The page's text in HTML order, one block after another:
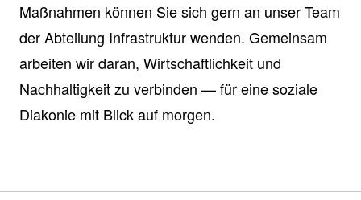
Maßnahmen können Sie sich gern an unser Team
der Abteilung Infrastruktur wenden. Gemeinsam
arbeiten wir daran, Wirtschaftlichkeit und
Nachhaltigkeit zu verbinden — für eine soziale
Diakonie mit Blick auf morgen.